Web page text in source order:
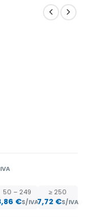
50 – 249
€S/IVA
≥ 250
7,72 €S/IVA